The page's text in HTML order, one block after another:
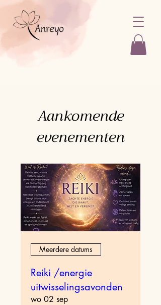
Aankomende
evenementen
Meerdere datums
Reiki /energie
uitwisselingsavonden
wo 02 sep